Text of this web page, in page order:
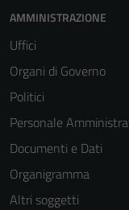
AMMINISTRAZIONE
Uffici
Organi di Governo
Politici
Personale
Documenti e Dati
Organigramma
Altri soggetti